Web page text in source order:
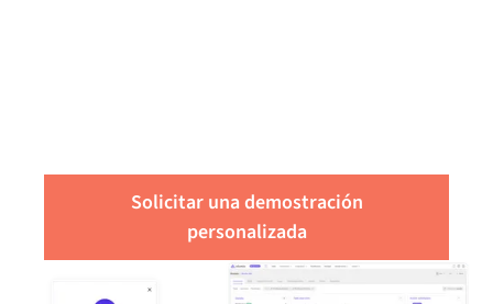
Solicitar una demostración
personalizada